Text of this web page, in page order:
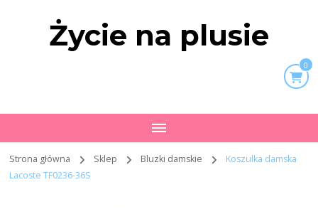
Życie na plusie
0
Strona główna Sklep Bluzki damskie
Koszulka damska
Lacoste TF0236-36S